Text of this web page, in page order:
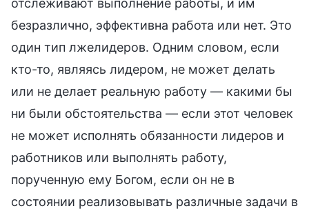
безразлично, эффективна работа или нет. Это
один тип лжелидеров. Одним словом, если
кто-то, являясь лидером, не может делать
или не делает реальную работу — какими бы
ни были обстоятельства — если этот человек
не может исполнять обязанности лидеров и
работников или выполнять работу,
порученную ему Богом, если он не в
состоянии реализовывать различные задачи в